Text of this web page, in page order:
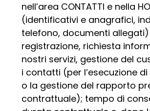
nell’area CONTATTI e nella
(identificativi e anagrafici,
telefono, documenti
registrazione, richiesta
nostri servizi, gestione del
i contatti (per l’esecuzione
o la gestione del rapporto
contrattuale); tempo di